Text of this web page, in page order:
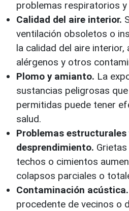
problemas respiratorios y
Calidad del aire interior.
ventilación obsoletos o
la calidad del aire interior,
alérgenos y otros
Plomo y amianto. La
sustancias peligrosas
permitidas puede tener
salud.
Problemas estructurales
desprendimiento.
techos o cimientos
colapsos parciales o
Contaminación acústica.
procedente de vecinos o